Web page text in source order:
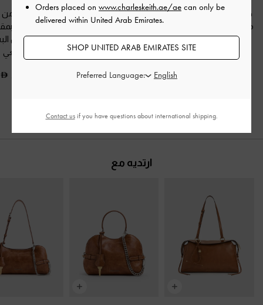
حذاء برايمد لامع بمقدمة
مدببة وتصميم متقاطع
لون البشرة الطبيعي
350.00
حذاء ستيليتو كالين بسير
خلفي من الجلد اللامع-
لون البشرة الطبيعي
350.00
حذاء مفتوح من
كالين لامع
مدببة-لون
الطبيعي
ارتديه مع
Orders placed on www.charleskeith.ae/ae can only be
delivered within United Arab Emirates.
SHOP UNITED ARAB EMIRATES SITE
Preferred Language:
Contact usif you have questions about international shipping.